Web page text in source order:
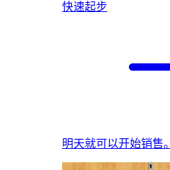
快速起步
明天就可以开始销售。